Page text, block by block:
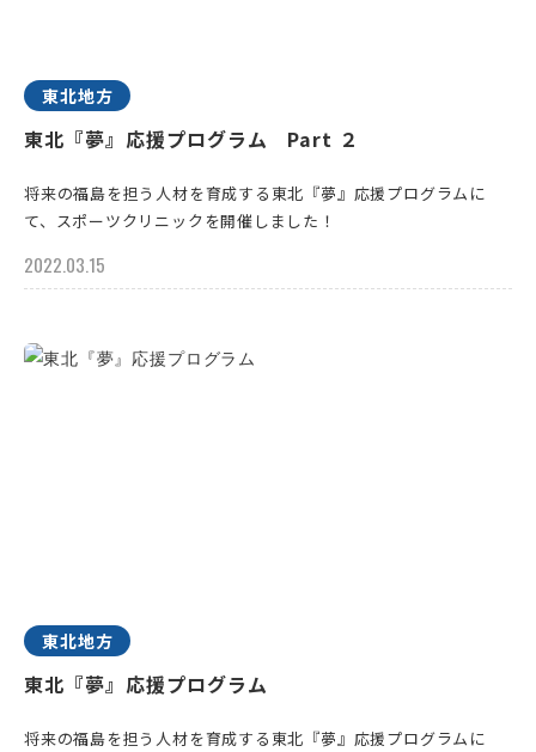
東北地方
東北『夢』応援プログラム Part ２
将来の福島を担う人材を育成する東北『夢』応援プログラムに
て、スポーツクリニックを開催しました！
2022.03.15
東北地方
東北『夢』応援プログラム
将来の福島を担う人材を育成する東北『夢』応援プログラムに